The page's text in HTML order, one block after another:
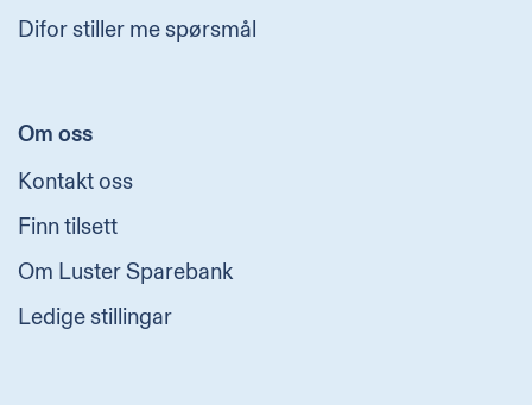
Difor stiller me spørsmål
Om oss
Kontakt oss
Finn tilsett
Om Luster Sparebank
Ledige stillingar